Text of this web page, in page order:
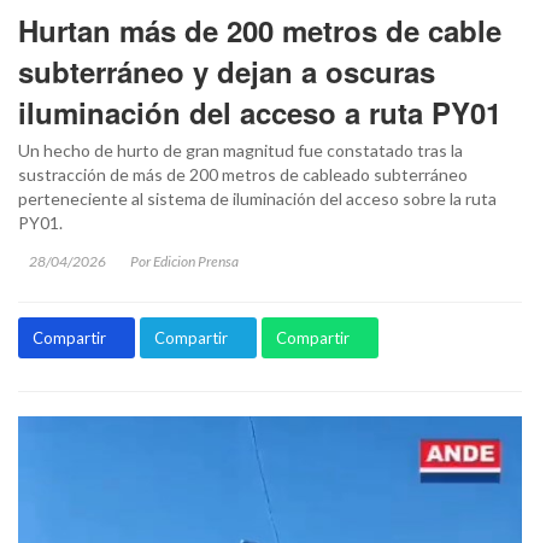
Hurtan más de 200 metros de cable
subterráneo y dejan a oscuras
iluminación del acceso a ruta PY01
Un hecho de hurto de gran magnitud fue constatado tras la
sustracción de más de 200 metros de cableado subterráneo
perteneciente al sistema de iluminación del acceso sobre la ruta
PY01.
28/04/2026 Por Edicion Prensa
Compartir Compartir Compartir